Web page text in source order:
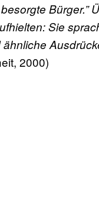
Bürger.”
Sie
2000)